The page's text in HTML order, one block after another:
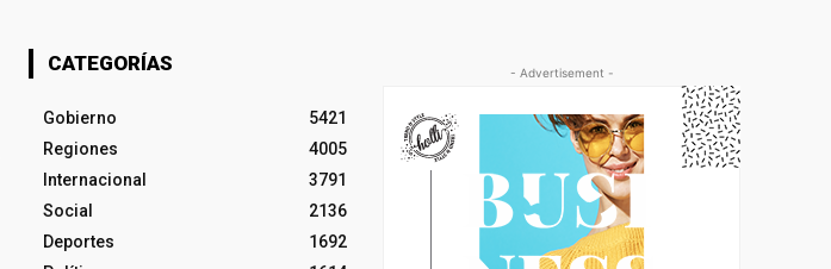
CATEGORÍAS
Gobierno
5421
Regiones
4005
Internacional
3791
Social
2136
Deportes
1692
- Advertisement -